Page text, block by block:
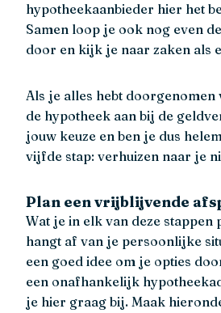
hypotheekaanbieder hier het
Samen loop je ook nog even de
door en kijk je naar zaken als
Als je alles hebt doorgenomen
de hypotheek aan bij de
jouw keuze en ben je dus
vijfde stap: verhuizen naar je
Plan een vrijblijvende
Wat je in elk van deze stappen
hangt af van je persoonlijke
een goed idee om je opties
een onafhankelijk
je hier graag bij. Maak